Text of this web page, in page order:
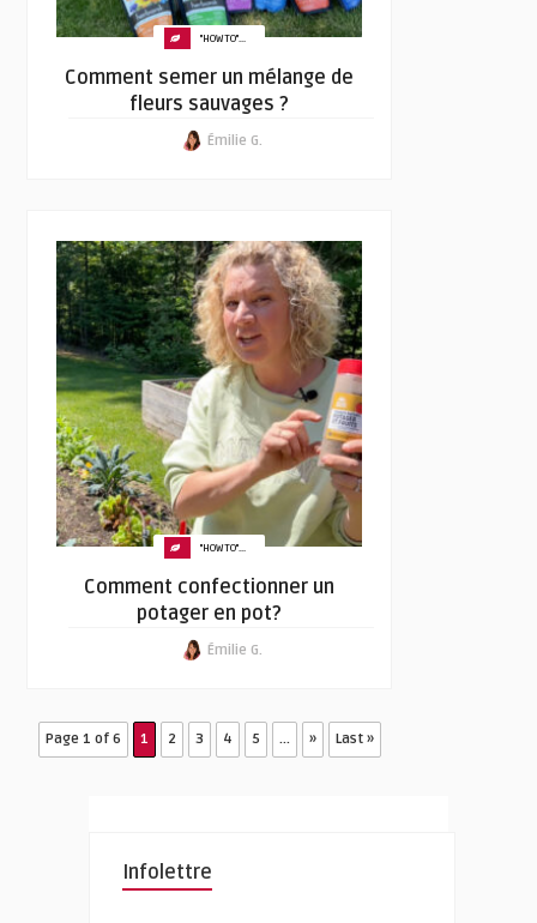
"HOW TO"...
Comment semer un mélange de
fleurs sauvages ?
Émilie G.
"HOW TO"...
Comment confectionner un
potager en pot?
Émilie G.
Page 1 of 6 1 2 3 4 5 ... » Last »
Infolettre